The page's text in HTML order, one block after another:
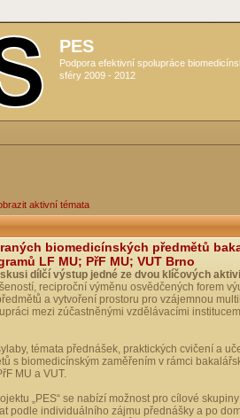
PES
Podpora efektivní spolupráce
sféry 2009 - 2012
aktivní témata
biomedicínských předmětů
LF MU; PřF MU; VUT Brno
dílčí výstup jedné ze dvou klíčových
reciproční výměnu osvědčených forem
a vytvoření prostoru pro vzájemnou
mezi zúčastněnými vzdělávacími
témata přednášek, praktických cvičení a
s biomedicínským zaměřením v rámci
MU a VUT.
„PES“ se nabízí možnost pro cílové
podle individuálního zájmu přednášky a po